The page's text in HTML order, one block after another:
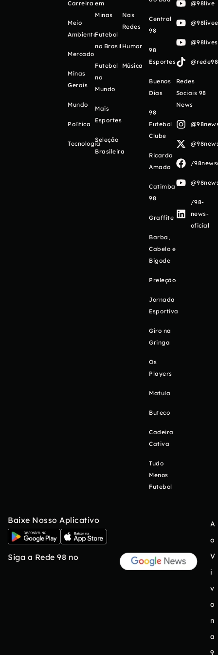
Carreira
Meio
Ambiente
Mercado
Minas
Gerais
Mundo
Política
Tecnologia
em
Minas
Futebol
no Brasil
Futebol
no
Mundo
Mais
Esportes
Seleção
Brasileira
Nas
Redes
Humor
Música
Central
98
98
Esportes
Buenos
Días
98
Futebol
Clube
Ricardo
Amado
Catimba
98
Graffite
Barba,
Cabelo e
Bigode
Preleção
Jornada
Esportiva
Giro na
Gringa
Os
Players
Matula
Buteco
Cadeira
Cativa
Tudo
Menos
Futebol
@98live
Redes
Sociais 98
News
/
/98-
news-
oficial
Baixe Nosso Aplicativo
Siga a Rede 98 no
A
o
V
i
v
o
n
a
9